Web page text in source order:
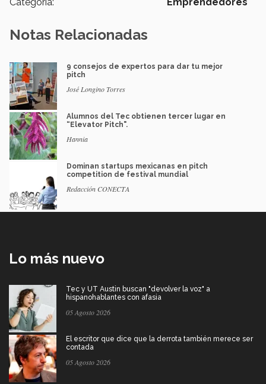
Categoría: Emprendedores
Notas Relacionadas
9 consejos de expertos para dar tu mejor
pitch
José Longino Torres
Alumnos del Tec obtienen tercer lugar en
“Elevator Pitch".
Hannia
Dominan startups mexicanas en pitch
competition de festival mundial
Redacción CONECTA
Lo más nuevo
Tec y UT Austin buscan "devolver la voz" a
hispanohablantes con afasia
05 Agosto 2026
El escritor que dice que la derrota también merece ser
contada
05 Agosto 2026